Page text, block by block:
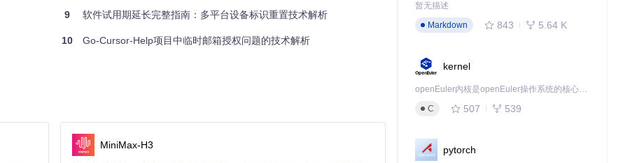
9 软件试用期延长完整指南：多平台设备标识重置技术解析
10 Go-Cursor-Help项目中临时邮箱授权问题的技术解析
MiniMax-H3
暂无描述
Markdown
843 5.64 K
kernel
openEuler内核是openEuler操作系统的核心，既是系统性能与稳定性的基石，也是连接处理器、设备与服务的桥梁。
C
507 539
pytorch